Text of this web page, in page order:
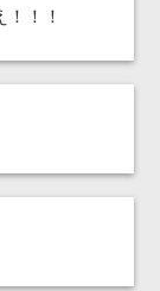
！！